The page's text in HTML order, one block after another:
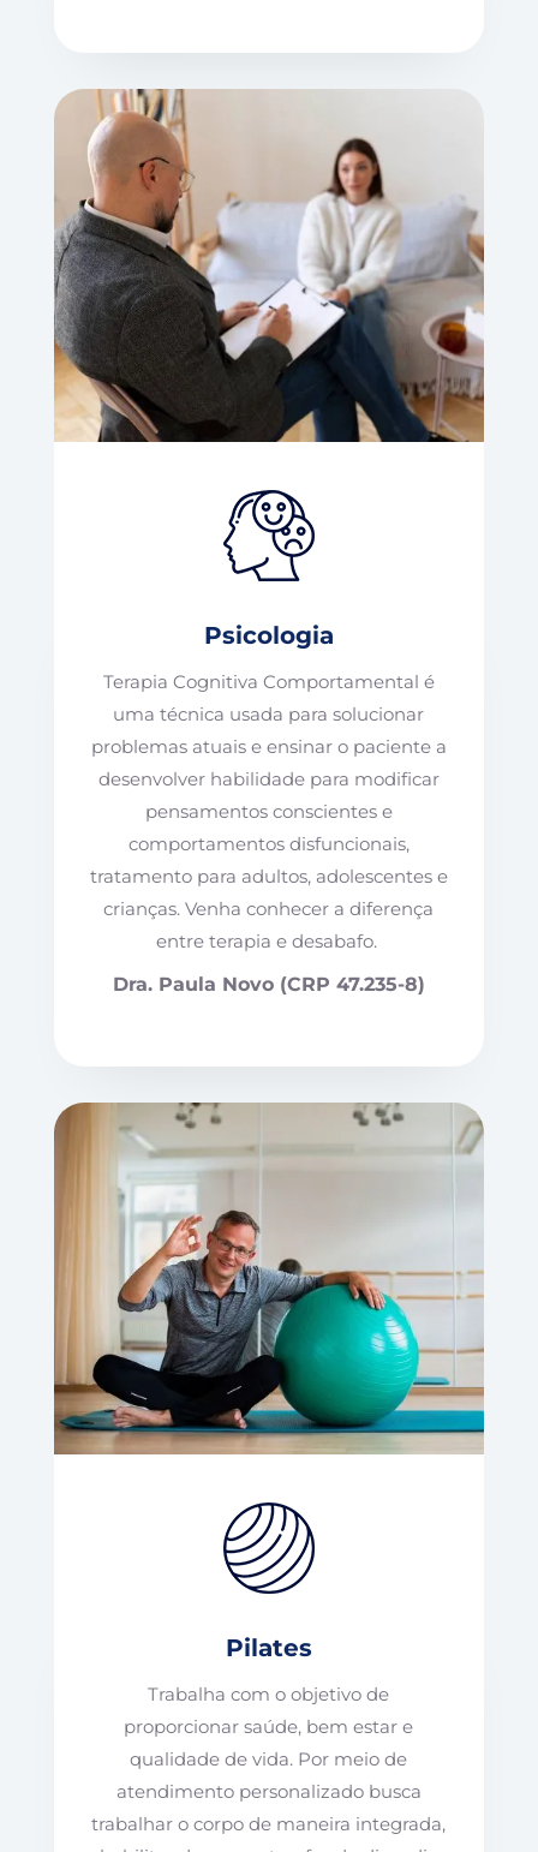
Psicologia
Terapia Cognitiva Comportamental é
uma técnica usada para solucionar
problemas atuais e ensinar o paciente a
desenvolver habilidade para modificar
pensamentos conscientes e
comportamentos disfuncionais,
tratamento para adultos, adolescentes e
crianças. Venha conhecer a diferença
entre terapia e desabafo.
Dra. Paula Novo (CRP 47.235-8)
Pilates
Trabalha com o objetivo de
proporcionar saúde, bem estar e
qualidade de vida. Por meio de
atendimento personalizado busca
trabalhar o corpo de maneira integrada,